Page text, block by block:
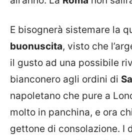
E bisognerà sistemare la
buonuscita, visto che
il gusto ad una possibile
bianconero agli ordini di
napoletano che pure a
molto in panchina, e ora
gettone di consolazione. I